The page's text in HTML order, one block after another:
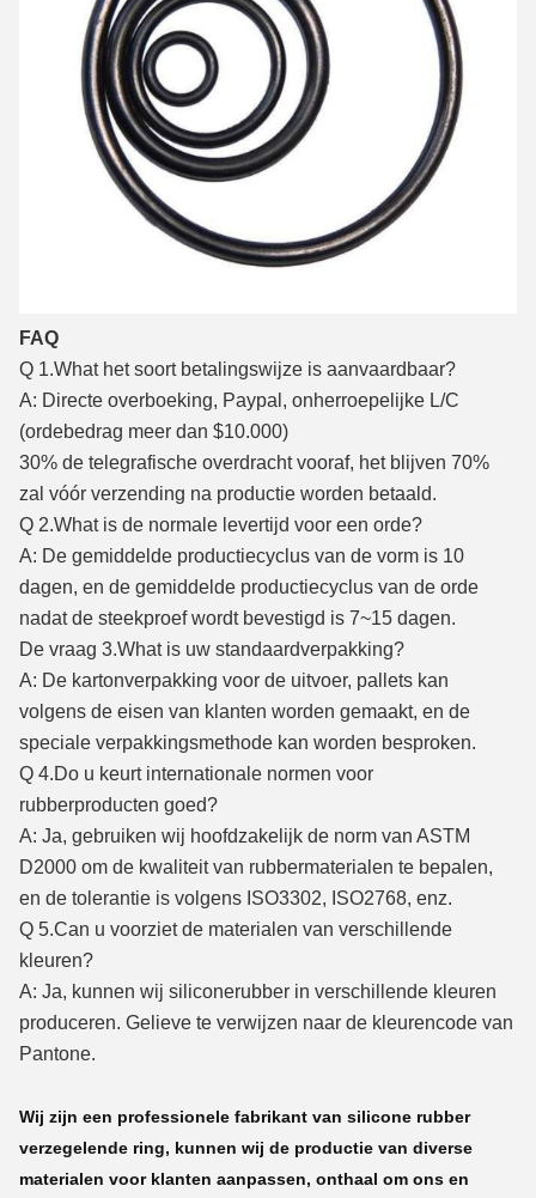
FAQ
Q 1.What het soort betalingswijze is aanvaardbaar?
A: Directe overboeking, Paypal, onherroepelijke L/C
(ordebedrag meer dan $10.000)
30% de telegrafische overdracht vooraf, het blijven 70%
zal vóór verzending na productie worden betaald.
Q 2.What is de normale levertijd voor een orde?
A: De gemiddelde productiecyclus van de vorm is 10
dagen, en de gemiddelde productiecyclus van de orde
nadat de steekproef wordt bevestigd is 7~15 dagen.
De vraag 3.What is uw standaardverpakking?
A: De kartonverpakking voor de uitvoer, pallets kan
volgens de eisen van klanten worden gemaakt, en de
speciale verpakkingsmethode kan worden besproken.
Q 4.Do u keurt internationale normen voor
rubberproducten goed?
A: Ja, gebruiken wij hoofdzakelijk de norm van ASTM
D2000 om de kwaliteit van rubbermaterialen te bepalen,
en de tolerantie is volgens ISO3302, ISO2768, enz.
Q 5.Can u voorziet de materialen van verschillende
kleuren?
A: Ja, kunnen wij siliconerubber in verschillende kleuren
produceren. Gelieve te verwijzen naar de kleurencode van
Pantone.
Wij zijn een professionele fabrikant van silicone rubber
verzegelende ring, kunnen wij de productie van diverse
materialen voor klanten aanpassen, onthaal om ons en